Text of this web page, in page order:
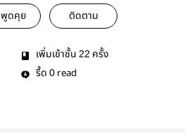
พูดคุย ติดตาม
เพิ่มเข้าชั้น 22 ครั้ง
รี้ด 0 read